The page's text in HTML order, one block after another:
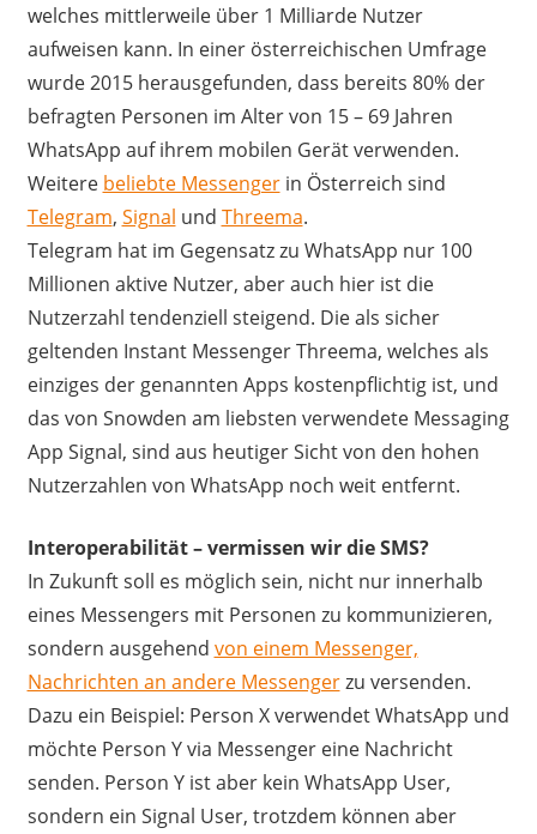
welches mittlerweile über 1 Milliarde Nutzer
aufweisen kann. In einer österreichischen Umfrage
wurde 2015 herausgefunden, dass bereits 80% der
befragten Personen im Alter von 15 – 69 Jahren
WhatsApp auf ihrem mobilen Gerät verwenden.
Weitere beliebte Messengerin Österreich sind
Telegram, Signal und Threema.
Telegram hat im Gegensatz zu WhatsApp nur 100
Millionen aktive Nutzer, aber auch hier ist die
Nutzerzahl tendenziell steigend. Die als sicher
geltenden Instant Messenger Threema, welches als
einziges der genannten Apps kostenpflichtig ist, und
das von Snowden am liebsten verwendete Messaging
App Signal, sind aus heutiger Sicht von den hohen
Nutzerzahlen von WhatsApp noch weit entfernt.
Interoperabilität – vermissen wir die SMS?
In Zukunft soll es möglich sein, nicht nur innerhalb
eines Messengers mit Personen zu kommunizieren,
sondern ausgehend von einem Messenger,
Nachrichten an andere Messengerzu versenden.
Dazu ein Beispiel: Person X verwendet WhatsApp und
möchte Person Y via Messenger eine Nachricht
senden. Person Y ist aber kein WhatsApp User,
sondern ein Signal User, trotzdem können aber